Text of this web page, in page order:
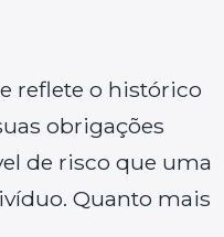
reflete o histórico
obrigações
de risco que uma
Quanto mais